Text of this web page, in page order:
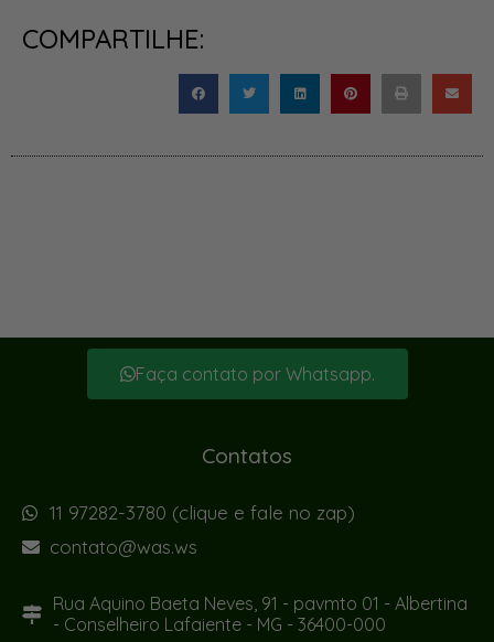
COMPARTILHE:
Faça contato por Whatsapp.
Contatos
11 97282-3780 (clique e fale no zap)
contato@was.ws
Rua Aquino Baeta Neves, 91 - pavmto 01 - Albertina
- Conselheiro Lafaiente - MG - 36400-000